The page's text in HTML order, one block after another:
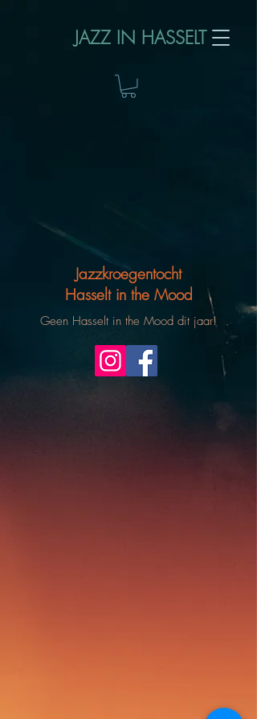
JAZZ IN HASSELT
Jazzkroegentocht
Hasselt in the Mood
Geen Hasselt in the Mood dit jaar!